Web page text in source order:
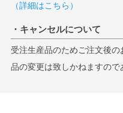
（詳細はこちら）
・キャンセルについて
受注生産品のためご注文後
品の変更は致しかねますので